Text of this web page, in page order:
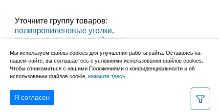
Уточните группу товаров:
полипропиленовые уголки,
полипропиленовые тройники
полипропиленовые муфты,
полипропиленовые фильтры,
полипропиленовые обводы,
полипропиленовые заглушки
Мы используем файлы cookies для улучшения работы сайта. Оставаясь на
нашем сайте, вы соглашаетесь с условиями использования файлов cookies.
Чтобы ознакомиться с нашими Положениями о конфиденциальности и об
использовании файлов cookie, нажмите здесь
Я согласен